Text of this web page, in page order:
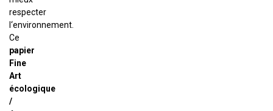
respecter
l‘environnement.
Ce
papier
Fine
Art
écologique
/